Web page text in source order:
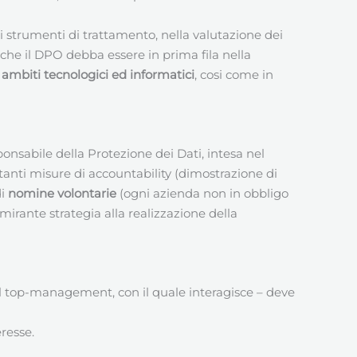
strumenti di trattamento, nella valutazione dei
il DPO debba essere in prima fila nella
tecnologici ed informatici, cosi come in
della Protezione dei Dati, intesa nel
misure di accountability (dimostrazione di
nomine volontarie (ogni azienda non in obbligo
strategia alla realizzazione della
management, con il quale interagisce – deve